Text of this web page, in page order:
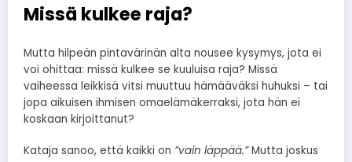
Missä kulkee raja?
Mutta hilpeän pintavärinän alta nousee kysymys, jota ei
voi ohittaa: missä kulkee se kuuluisa raja? Missä
vaiheessa leikkisä vitsi muuttuu hämääväksi huhuksi – tai
jopa aikuisen ihmisen omaelämäkerraksi, jota hän ei
koskaan kirjoittanut?
Kataja sanoo, että kaikki on ”vain läppää.”Mutta joskus